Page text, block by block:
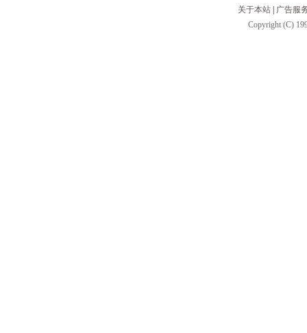
关于本站
广告服
Copyright (C)